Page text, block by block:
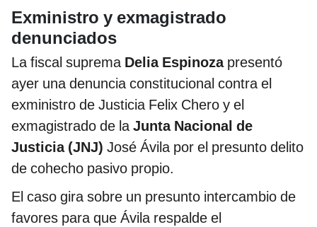
Exministro y exmagistrado
denunciados
La fiscal suprema Delia Espinozapresentó
ayer una denuncia constitucional contra el
exministro de Justicia Felix Chero y el
exmagistrado de laJunta Nacional de
Justicia (JNJ) José Ávila por el presunto delito
de cohecho pasivo propio.
El caso gira sobre un presunto intercambio de
favores para que Ávila respalde el